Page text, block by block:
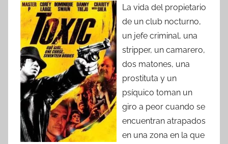
La vida del propietario
de un club nocturno,
un jefe criminal, una
stripper, un camarero,
dos matones, una
prostituta y un
psíquico toman un
giro a peor cuando se
encuentran atrapados
en una zona en la que